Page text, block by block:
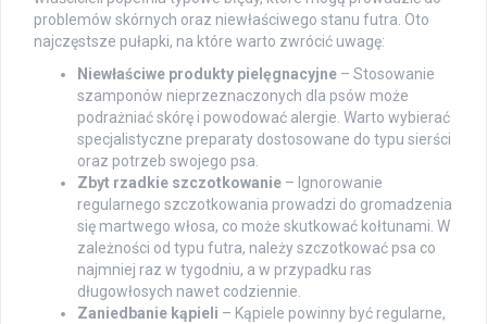
problemów skórnych oraz niewłaściwego stanu futra. Oto
najczęstsze pułapki, na które warto zwrócić uwagę:
Niewłaściwe produkty pielęgnacyjne – Stosowanie
szamponów nieprzeznaczonych dla psów może
podrażniać skórę i powodować alergie. Warto wybierać
specjalistyczne preparaty dostosowane do typu sierści
oraz potrzeb swojego psa.
Zbyt rzadkie szczotkowanie – Ignorowanie
regularnego szczotkowania prowadzi do gromadzenia
się martwego włosa, co może skutkować kołtunami. W
zależności od typu futra, należy szczotkować psa co
najmniej raz w tygodniu, a w przypadku ras
długowłosych nawet codziennie.
Zaniedbanie kąpieli – Kąpiele powinny być regularne,